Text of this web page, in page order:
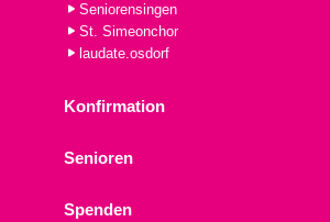
Seniorensingen
St. Simeonchor
laudate.osdorf
Konfirmation
Senioren
Spenden